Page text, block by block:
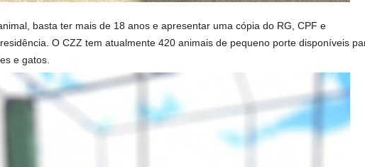
basta ter mais de 18 anos e apresentar uma cópia do RG, CPF e
O CZZ tem atualmente 420 animais de pequeno porte disponíveis
e gatos.